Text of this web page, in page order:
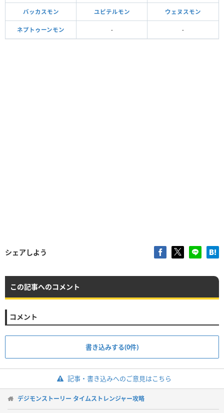
バッカスモン ユピテルモン ウェヌスモン
ネプトゥーンモン - -
シェアしよう
この記事へのコメント
コメント
書き込みする(0件)
記事・書き込みへのご意見はこちら
デジモンストーリー タイムストレンジャー攻略